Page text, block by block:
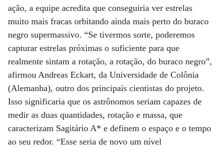
ação, a equipe acredita que conseguiria ver estrelas
muito mais fracas orbitando ainda mais perto do buraco
negro supermassivo. “Se tivermos sorte, poderemos
capturar estrelas próximas o suficiente para que
realmente sintam a rotação, a rotação, do buraco negro”,
afirmou Andreas Eckart, da Universidade de Colônia
(Alemanha), outro dos principais cientistas do projeto.
Isso significaria que os astrônomos seriam capazes de
medir as duas quantidades, rotação e massa, que
caracterizam Sagitário A* e definem o espaço e o tempo
ao seu redor. “Esse seria de novo um nível